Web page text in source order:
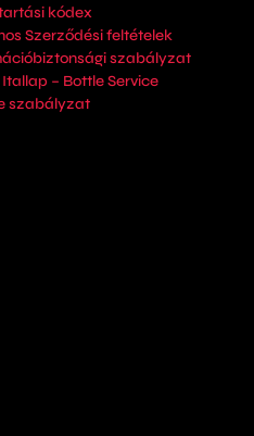
kódex
Szerződési feltételek
szabályzat
Itallap – Bottle Service
szabályzat